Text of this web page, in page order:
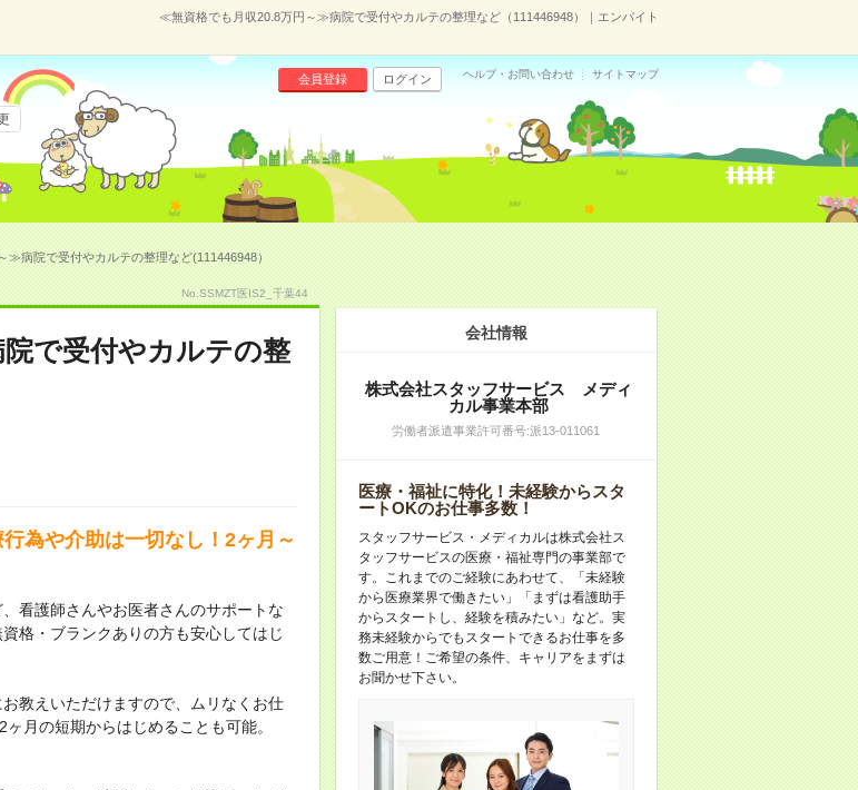
≪無資格でも月収20.8万円～≫病院で受付やカルテの整理など（111446948）｜エンバイト
会員登録 ログイン ヘルプ・お問い合わせ サイトマップ
≫病院で受付やカルテの整理など(111446948）
No.SSMZT医IS2_千葉44
で受付やカルテの整
為や介助は一切なし！2ヶ月～
看護師さんやお医者さんのサポートな
格・ブランクありの方も安心してはじ
教えいただけますので、ムリなくお仕
月の短期からはじめることも可能。
会社情報
株式会社スタッフサービス メディ
カル事業本部
労働者派遣事業許可番号:派13-011061
医療・福祉に特化！未経験からスタ
ートOKのお仕事多数！
スタッフサービス・メディカルは株式会社ス
タッフサービスの医療・福祉専門の事業部で
す。これまでのご経験にあわせて、「未経験
から医療業界で働きたい」「まずは看護助手
からスタートし、経験を積みたい」など。実
務未経験からでもスタートできるお仕事を多
数ご用意！ご希望の条件、キャリアをまずは
お聞かせ下さい。